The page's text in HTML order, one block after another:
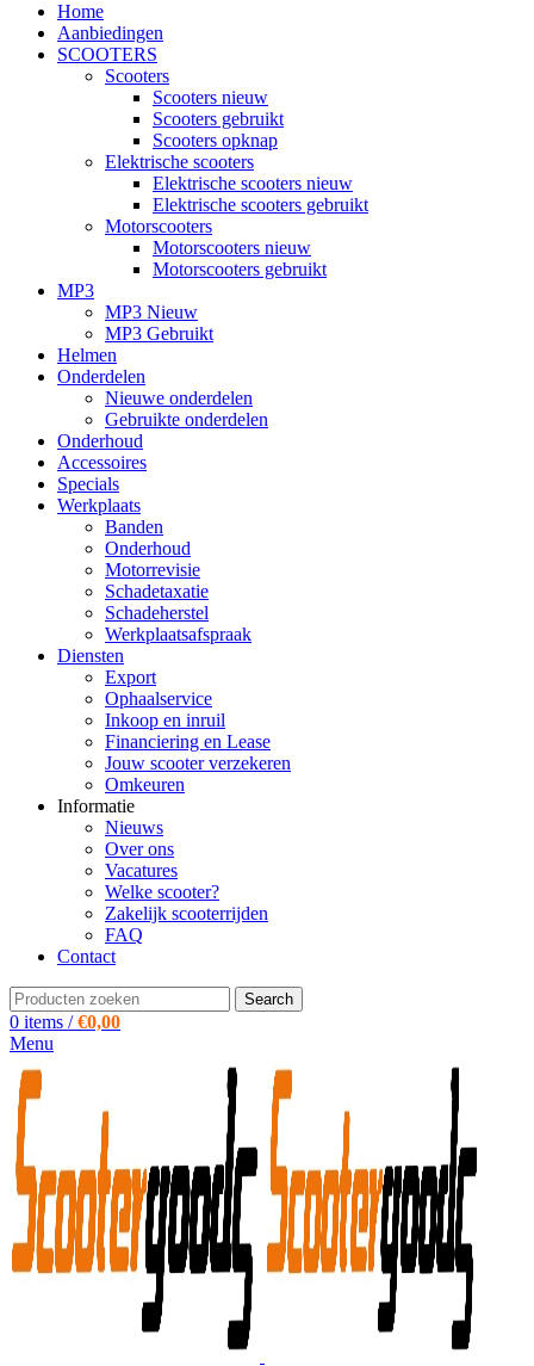
Home
Aanbiedingen
SCOOTERS
Scooters
Scooters nieuw
Scooters gebruikt
Scooters opknap
Elektrische scooters
Elektrische scooters nieuw
Elektrische scooters gebruikt
Motorscooters
Motorscooters nieuw
Motorscooters gebruikt
MP3
MP3 Nieuw
MP3 Gebruikt
Helmen
Onderdelen
Nieuwe onderdelen
Gebruikte onderdelen
Onderhoud
Accessoires
Specials
Werkplaats
Banden
Onderhoud
Motorrevisie
Schadetaxatie
Schadeherstel
Werkplaatsafspraak
Diensten
Export
Ophaalservice
Inkoop en inruil
Financiering en Lease
Jouw scooter verzekeren
Omkeuren
Informatie
Nieuws
Over ons
Vacatures
Welke scooter?
Zakelijk scooterrijden
FAQ
Contact
Search
0 items / €0,00
Menu